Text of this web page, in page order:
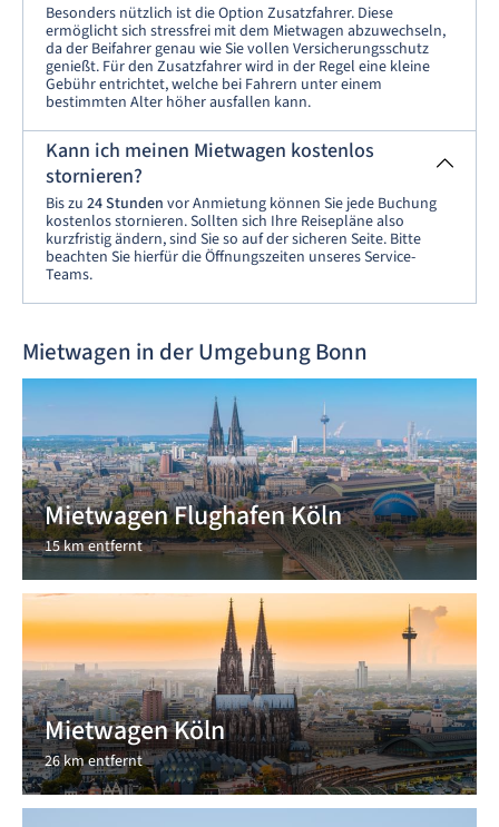
Besonders nützlich ist die Option Zusatzfahrer. Diese
ermöglicht sich stressfrei mit dem Mietwagen abzuwechseln,
da der Beifahrer genau wie Sie vollen Versicherungsschutz
genießt. Für den Zusatzfahrer wird in der Regel eine kleine
Gebühr entrichtet, welche bei Fahrern unter einem
bestimmten Alter höher ausfallen kann.
Kann ich meinen Mietwagen kostenlos
stornieren?
Bis zu 24 Stunden vor Anmietung können Sie jede Buchung
kostenlos stornieren. Sollten sich Ihre Reisepläne also
kurzfristig ändern, sind Sie so auf der sicheren Seite. Bitte
beachten Sie hierfür die Öffnungszeiten unseres Service-
Teams.
Mietwagen in der Umgebung Bonn
Mietwagen Flughafen Köln
15 km entfernt
Mietwagen Köln
26 km entfernt